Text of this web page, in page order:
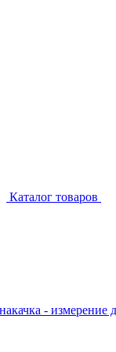
Каталог товаров
- измерение